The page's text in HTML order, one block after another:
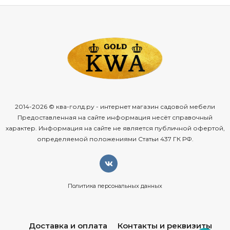
2014-2026 © ква-голд.ру - интернет магазин садовой мебели
Предоставленная на сайте информация несёт справочный
характер. Информация на сайте не является публичной офертой,
определяемой положениями Статьи 437 ГК РФ.
Политика персональных данных
Доставка и оплата Контакты и реквизиты